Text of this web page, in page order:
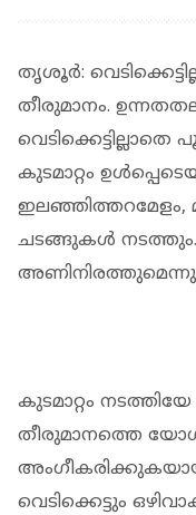
തൃശൂര്‍:
തീരുമാനം.
കുടമാറ്റം
ഇലഞ്ഞിത്തറമേളം,
ചടങ്ങുകള്‍
കുടമാറ്റം
തീരുമാനത്തെ
വെടിക്കെട്ടും